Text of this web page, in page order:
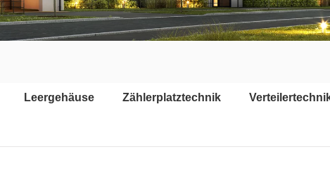
Leergehäuse Zählerplatztechnik